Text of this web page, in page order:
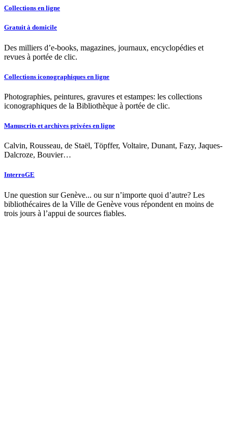
Collections en ligne
Gratuit à domicile
Des milliers d’e-books, magazines, journaux, encyclopédies et
revues à portée de clic.
Collections iconographiques en ligne
Photographies, peintures, gravures et estampes: les collections
iconographiques de la Bibliothèque à portée de clic.
Manuscrits et archives privées en ligne
Calvin, Rousseau, de Staël, Töpffer, Voltaire, Dunant, Fazy, Jaques-
Dalcroze, Bouvier…
InterroGE
Une question sur Genève... ou sur n’importe quoi d’autre? Les
bibliothécaires de la Ville de Genève vous répondent en moins de
trois jours à l’appui de sources fiables.